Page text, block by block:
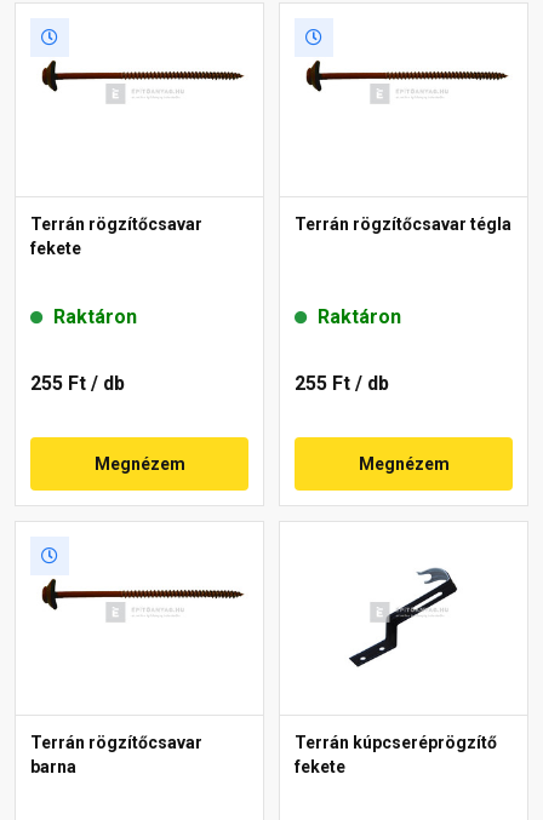
Terrán rögzítőcsavar
fekete
Raktáron
255 Ft / db
Megnézem
Terrán rögzítőcsavar tégla
Raktáron
255 Ft / db
Megnézem
Terrán rögzítőcsavar
barna
Terrán kúpcseréprögzítő
fekete